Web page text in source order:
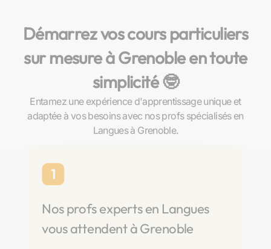
Démarrez vos cours particuliers
sur mesure à Grenoble en toute
simplicité 🤓​
Entamez une expérience d'apprentissage unique et
adaptée à vos besoins avec nos profs spécialisés en
Langues à Grenoble.
1
Nos profs experts en Langues
vous attendent à Grenoble